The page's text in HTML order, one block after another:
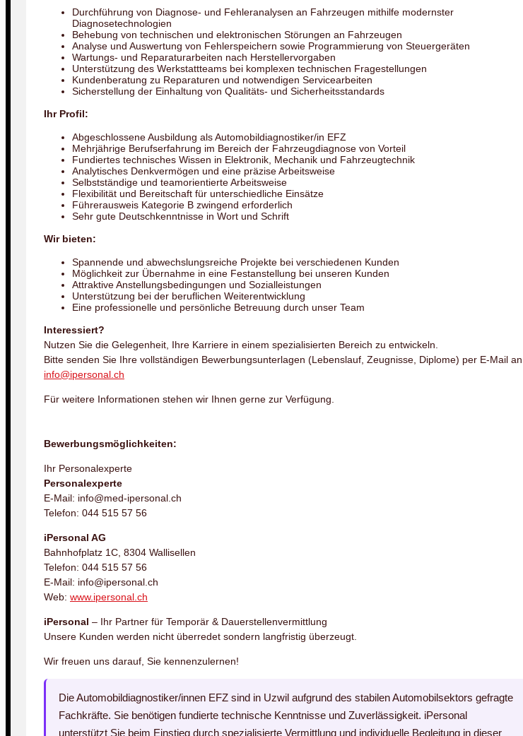
Durchführung von Diagnose- und Fehleranalysen an Fahrzeugen mithilfe modernster
Diagnosetechnologien
Behebung von technischen und elektronischen Störungen an Fahrzeugen
Analyse und Auswertung von Fehlerspeichern sowie Programmierung von Steuergeräten
Wartungs- und Reparaturarbeiten nach Herstellervorgaben
Unterstützung des Werkstattteams bei komplexen technischen Fragestellungen
Kundenberatung zu Reparaturen und notwendigen Servicearbeiten
Sicherstellung der Einhaltung von Qualitäts- und Sicherheitsstandards
Ihr Profil:
Abgeschlossene Ausbildung als Automobildiagnostiker/in EFZ
Mehrjährige Berufserfahrung im Bereich der Fahrzeugdiagnose von Vorteil
Fundiertes technisches Wissen in Elektronik, Mechanik und Fahrzeugtechnik
Analytisches Denkvermögen und eine präzise Arbeitsweise
Selbstständige und teamorientierte Arbeitsweise
Flexibilität und Bereitschaft für unterschiedliche Einsätze
Führerausweis Kategorie B zwingend erforderlich
Sehr gute Deutschkenntnisse in Wort und Schrift
Wir bieten:
Spannende und abwechslungsreiche Projekte bei verschiedenen Kunden
Möglichkeit zur Übernahme in eine Festanstellung bei unseren Kunden
Attraktive Anstellungsbedingungen und Sozialleistungen
Unterstützung bei der beruflichen Weiterentwicklung
Eine professionelle und persönliche Betreuung durch unser Team
Interessiert?
Nutzen Sie die Gelegenheit, Ihre Karriere in einem spezialisierten Bereich zu entwickeln.
Bitte senden Sie Ihre vollständigen Bewerbungsunterlagen (Lebenslauf, Zeugnisse, Diplome) per E-Mail an
info@ipersonal.ch
Für weitere Informationen stehen wir Ihnen gerne zur Verfügung.
Bewerbungsmöglichkeiten:
Ihr Personalexperte
Personalexperte
E-Mail: info@med-ipersonal.ch
Telefon: 044 515 57 56
iPersonal AG
Bahnhofplatz 1C, 8304 Wallisellen
Telefon: 044 515 57 56
E-Mail: info@ipersonal.ch
Web: www.ipersonal.ch
iPersonal – Ihr Partner für Temporär & Dauerstellenvermittlung
Unsere Kunden werden nicht überredet sondern langfristig überzeugt.
Wir freuen uns darauf, Sie kennenzulernen!
Die Automobildiagnostiker/innen EFZ sind in Uzwil aufgrund des stabilen Automobilsektors gefragte
Fachkräfte. Sie benötigen fundierte technische Kenntnisse und Zuverlässigkeit. iPersonal
unterstützt Sie beim Einstieg durch spezialisierte Vermittlung und individuelle Begleitung in dieser